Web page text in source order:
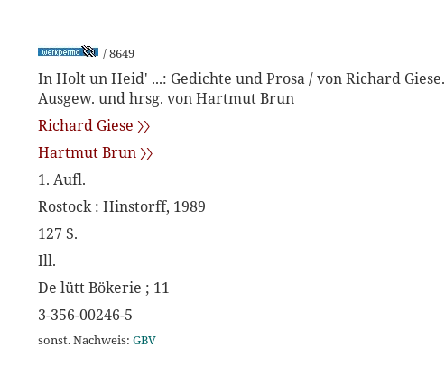
/ 8649
In Holt un Heid' ...: Gedichte und Prosa / von Richard Giese.
Ausgew. und hrsg. von Hartmut Brun
Richard Giese 〉〉
Hartmut Brun 〉〉
1. Aufl.
Rostock : Hinstorff, 1989
127 S.
Ill.
De lütt Bökerie ; 11
3-356-00246-5
sonst. Nachweis: GBV